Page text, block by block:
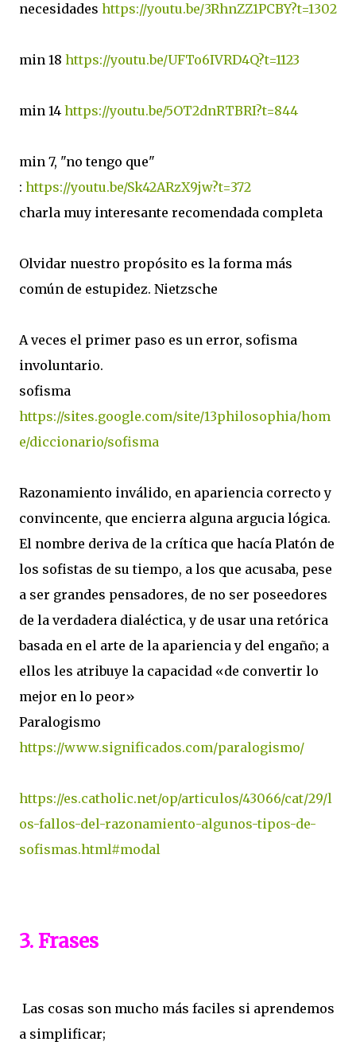
necesidades https://youtu.be/3RhnZZ1PCBY?t=1302
min 18 https://youtu.be/UFTo6IVRD4Q?t=1123
min 14 https://youtu.be/5OT2dnRTBRI?t=844
min 7, "no tengo que"
: https://youtu.be/Sk42ARzX9jw?t=372
charla muy interesante recomendada completa
Olvidar nuestro propósito es la forma más
común de estupidez. Nietzsche
A veces el primer paso es un error, sofisma
involuntario.
sofisma
https://sites.google.com/site/13philosophia/hom
e/diccionario/sofisma
Razonamiento inválido, en apariencia correcto y
convincente, que encierra alguna argucia lógica.
El nombre deriva de la crítica que hacía Platón de
los sofistas de su tiempo, a los que acusaba, pese
a ser grandes pensadores, de no ser poseedores
de la verdadera dialéctica, y de usar una retórica
basada en el arte de la apariencia y del engaño; a
ellos les atribuye la capacidad «de convertir lo
mejor en lo peor»
Paralogismo
https://www.significados.com/paralogismo/
https://es.catholic.net/op/articulos/43066/cat/29/l
os-fallos-del-razonamiento-algunos-tipos-de-
sofismas.html#modal
3. Frases
Las cosas son mucho más faciles si aprendemos
a simplificar;